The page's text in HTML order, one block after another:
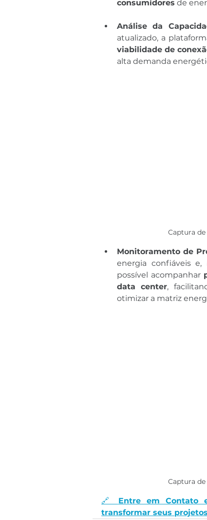
consumidores de
Análise da
atualizado, a
viabilidade de
alta demanda
Captura
Monitoramento de
energia confiáveis e,
possível acompanhar
data center,
otimizar a matriz
Captura
🔗 Entre em Contato
transformar seus